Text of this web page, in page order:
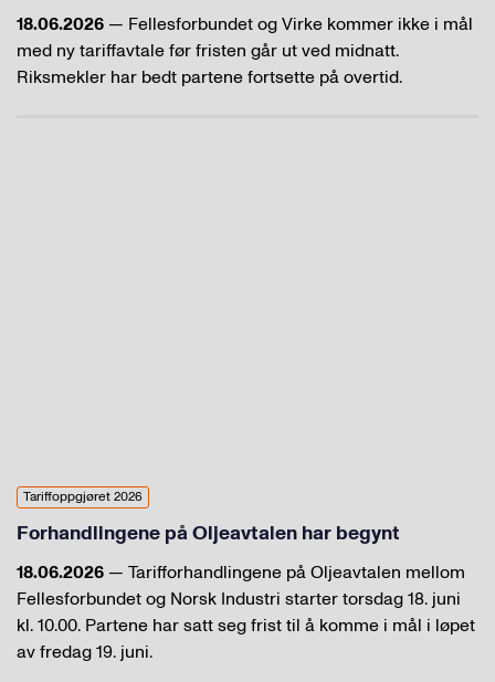
18.06.2026 — Fellesforbundet og Virke kommer ikke i mål
med ny tariffavtale før fristen går ut ved midnatt.
Riksmekler har bedt partene fortsette på overtid.
Tariffoppgjøret 2026
Forhandlingene på Oljeavtalen har begynt
18.06.2026 — Tarifforhandlingene på Oljeavtalen mellom
Fellesforbundet og Norsk Industri starter torsdag 18. juni
kl. 10.00. Partene har satt seg frist til å komme i mål i løpet
av fredag 19. juni.